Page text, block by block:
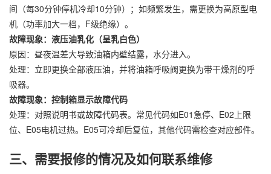
间（每30分钟停机冷却10分钟）；如频繁发生，需更换为高原型电
机（功率加大一档，F级绝缘）。
故障现象：液压油乳化（呈乳白色）
原因：昼夜温差大导致油箱内壁结露，水分进入。
处理：立即更换全部液压油，并将油箱呼吸阀更换为带干燥剂的呼
吸器。
故障现象：控制箱显示故障代码
处理：对照说明书或故障代码表。常见代码如E01急停、E02上限
位、E05电机过热。E05可冷却后复位，其他代码需检查对应部件。
三、需要报修的情况及如何联系维修